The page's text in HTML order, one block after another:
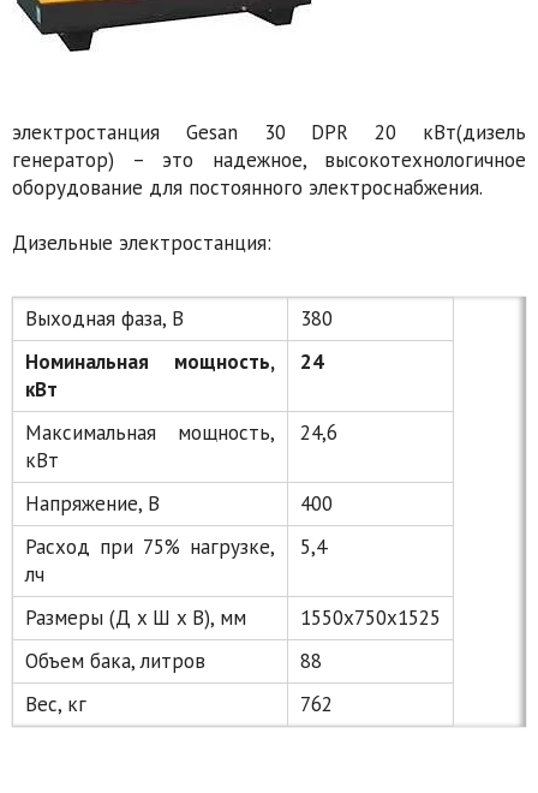
электростанция Gesan 30 DPR 20 кВт(дизель
генератор) – это надежное, высокотехнологичное
оборудование для постоянного электроснабжения.
Дизельные электростанция:
Выходная фаза, В
380
Номинальная мощность,
кВт
24
Максимальная мощность,
кВт
24,6
Напряжение, В
400
Расход при 75% нагрузке,
лч
5,4
Размеры (Д x Ш x В), мм
1550x750x1525
Объем бака, литров
88
Вес, кг
762